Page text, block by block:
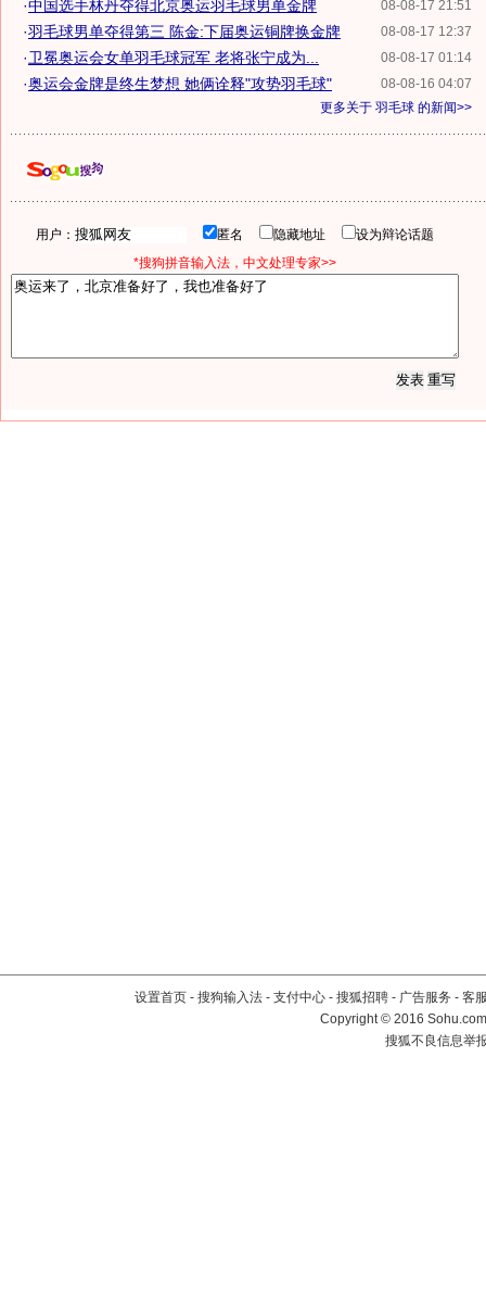
08-08-17 21:51
·中国选手林丹夺得北京奥运羽毛球男单金牌
08-08-17 12:37
·羽毛球男单夺得第三 陈金:下届奥运铜牌换金牌
08-08-17 01:14
·卫冕奥运会女单羽毛球冠军 老将张宁成为...
08-08-16 04:07
·奥运会金牌是终生梦想 她俩诠释"攻势羽毛球"
更多关于 羽毛球 的新闻>>
用户： 匿名 隐藏地址
设为辩论话题
*搜狗拼音输入法，中文处理专家>>
设置首页 - 搜狗输入法 - 支付中心 - 搜狐招聘 - 广告服务 - 客
Copyright©2016
搜狐不良信息举